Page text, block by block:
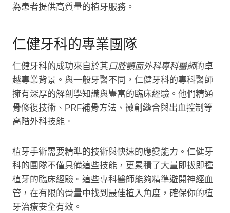
為患者提供高質量的植牙服務。
仁健牙科的專業團隊
仁健牙科的成功來自於其口腔顎面外科專科醫師的卓
越專業背景。與一般牙醫不同，仁健牙科的專科醫師
擁有深厚的解剖學知識與豐富的臨床經驗。他們精通
骨修復技術、PRF補骨方法、微創縫合與出血控制等
高階外科技能。
植牙手術需要精準的技術與快速的應變能力。仁健牙
科的團隊不僅具備這些技能，更累積了大量即拔即種
植牙的臨床經驗。這些專科醫師能夠精準避開神經血
管，在有限的骨量中找到最佳植入角度，確保你的植
牙治療安全有效。